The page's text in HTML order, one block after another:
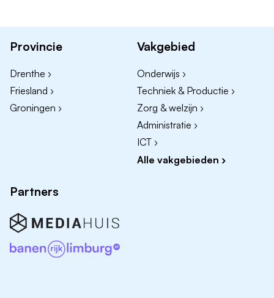
Vervaldatum vacature: 31-08-2026
Voorkeuren
Relevante werkervaring: Enige werkervaring niet
Carrosserie
Bediend bedrijf
Autoschade Totaal
Provincie
Drenthe ›
Friesland ›
Groningen ›
Vakgebied
Onderwijs ›
Techniek & Productie ›
Zorg & welzijn ›
Administratie ›
ICT ›
Alle vakgebieden ›
Partners